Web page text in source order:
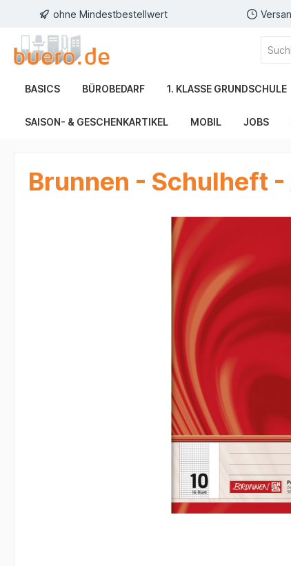
ohne Mindestbestellwert
BASICS BÜROBEDARF 1. KLASSE GRUNDSCHULE
SAISON- & GESCHENKARTIKEL MOBIL JOBS
Brunnen - Schulheft -